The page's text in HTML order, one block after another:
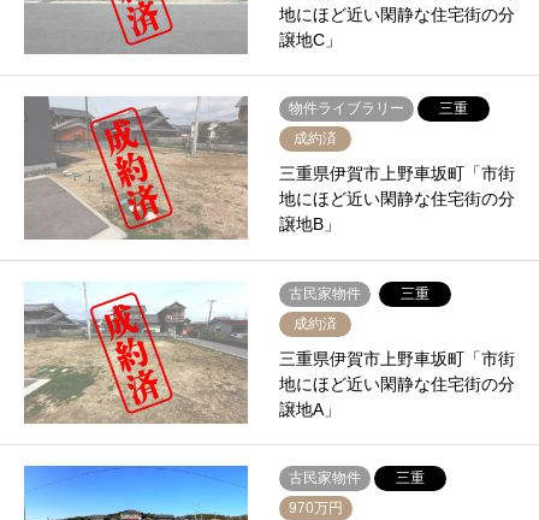
地にほど近い閑静な住宅街の分
譲地C」
物件ライブラリー
三重
成約済
三重県伊賀市上野車坂町「市街
地にほど近い閑静な住宅街の分
譲地B」
古民家物件
三重
成約済
三重県伊賀市上野車坂町「市街
地にほど近い閑静な住宅街の分
譲地A」
古民家物件
三重
970万円